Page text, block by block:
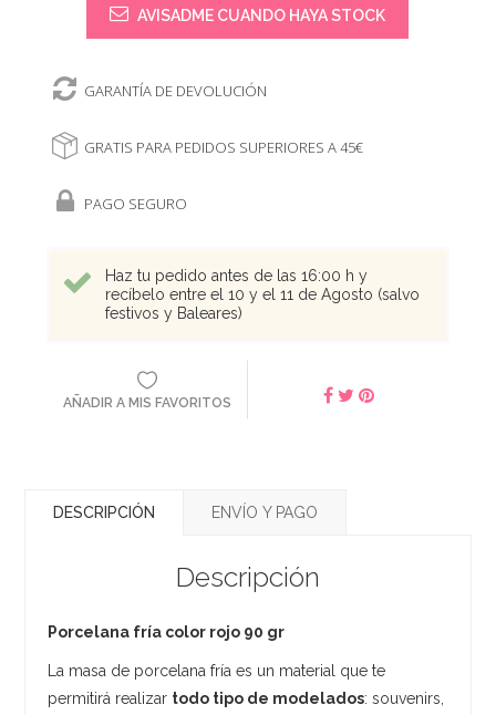
AVISADME CUANDO HAYA STOCK
GARANTÍA DE DEVOLUCIÓN
GRATIS PARA PEDIDOS SUPERIORES A 45€
PAGO SEGURO
Haz tu pedido antes de las 16:00 h y
recíbelo entre el 10 y el 11 de Agosto (salvo
festivos y Baleares)
AÑADIR A MIS FAVORITOS
DESCRIPCIÓN ENVÍO Y PAGO
Descripción
Porcelana fría color rojo 90 gr
La masa de porcelana fría es un material que te
permitirá realizar todo tipo de modelados: souvenirs,